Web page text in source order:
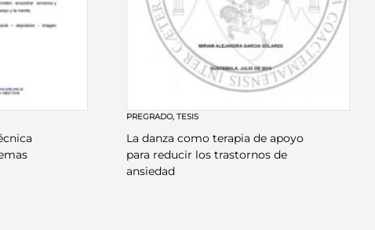
PREGRADO,TESIS
La danza como terapia de apoyo
para reducir los trastornos de
ansiedad